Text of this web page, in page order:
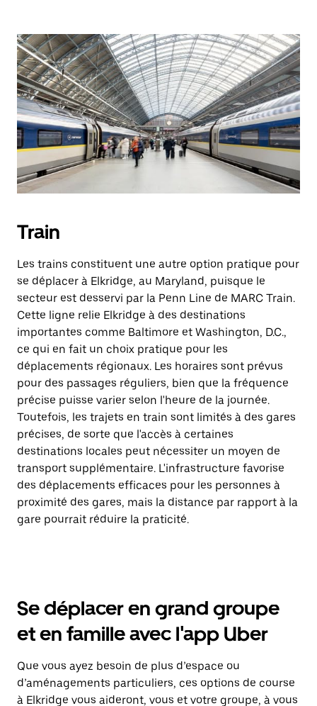
Train
Les trains constituent une autre option pratique pour
se déplacer à Elkridge, au Maryland, puisque le
secteur est desservi par la Penn Line de MARC Train.
Cette ligne relie Elkridge à des destinations
importantes comme Baltimore et Washington, D.C.,
ce qui en fait un choix pratique pour les
déplacements régionaux. Les horaires sont prévus
pour des passages réguliers, bien que la fréquence
précise puisse varier selon l'heure de la journée.
Toutefois, les trajets en train sont limités à des gares
précises, de sorte que l'accès à certaines
destinations locales peut nécessiter un moyen de
transport supplémentaire. L'infrastructure favorise
des déplacements efficaces pour les personnes à
proximité des gares, mais la distance par rapport à la
gare pourrait réduire la praticité.
Se déplacer en grand groupe
et en famille avec l'app Uber
Que vous ayez besoin de plus d’espace ou
d’aménagements particuliers, ces options de course
à Elkridge vous aideront, vous et votre groupe, à vous